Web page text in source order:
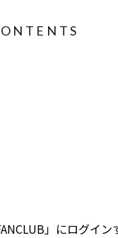
CONTENTS
」にログイ